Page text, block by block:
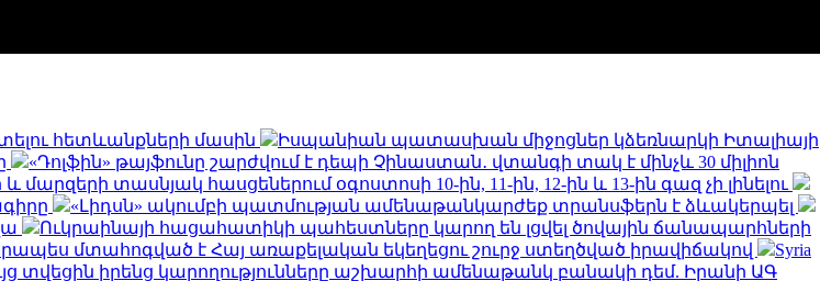
հետևանքների մասին
Իսպանիան պատասխան միջոցներ կձեռնարկի Իտալիայի
«Դոլֆին» թայֆունը շարժվում է դեպի Չինաստան․ վտանգի տակ է մինչև 30 միլիոն
մարզերի տասնյակ հասցեներում օգոստոսի 10-ին, 11-ին, 12-ին և 13-ին գազ չի լինելու
«Լիդսն» ակումբի պատմության ամենաթանկարժեք տրանսֆերն է ձևակերպել
Ուկրաինայի հացահատիկի պահեստները կարող են լցվել ծովային ճանապարհների
մտահոգված է Հայ առաքելական եկեղեցու շուրջ ստեղծված իրավիճակով
Syria
տվեցին իրենց կարողությունները աշխարհի ամենաթանկ բանակի դեմ. Իրանի ԱԳ